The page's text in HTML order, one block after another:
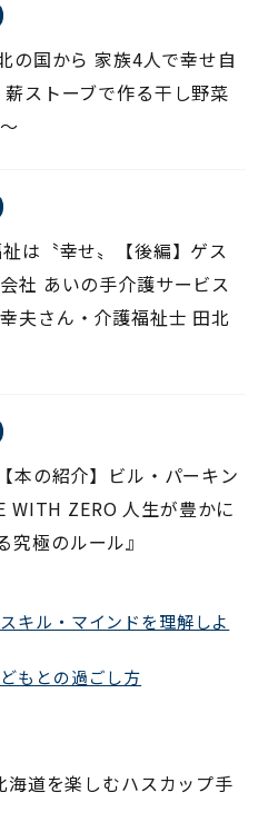
の国から 家族4人で幸せ自
ストーブで作る干し野菜
は〝幸せ〟【後編】ゲス
社 あいの手介護サービス
夫さん・介護福祉士 田北
本の紹介】ビル・パーキン
WITH ZERO 人生が豊かに
究極のルール』
キル・マインドを理解しよ
もとの過ごし方
海道を楽しむハスカップ手